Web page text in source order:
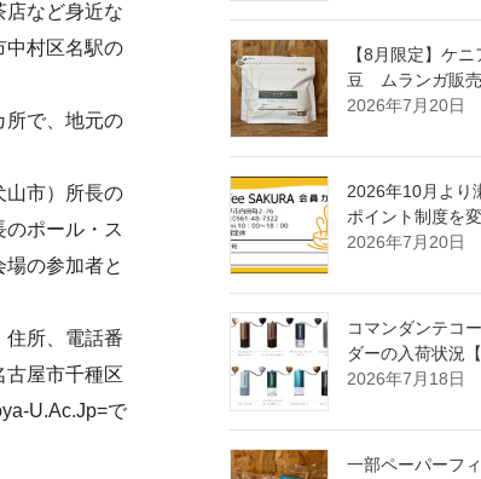
店など身近な
中村区名駅の
所で、地元の
山市）所長の
ポール・ス
の参加者と
所、電話番
屋市千種区
U.Ac.Jp=で
【8月限定】ケ
豆 ムランガ販売
2026年7月20日
2026年10月より
ポイント制度を
2026年7月20日
コマンダンテコ
ダーの入荷状況
2026年7月18日
一部ペーパーフ